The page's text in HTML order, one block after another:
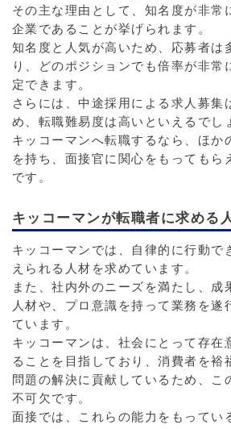
その主な理由として、知名度が非常
企業であることが挙げられます。
知名度と人気が高いため、応募者は
り、どのポジションでも倍率が非常
定できます。
さらには、中途採用による求人募集
め、転職難易度は高いといえるでし
キッコーマンへ転職するなら、ほか
を持ち、面接官に関心をもってもら
です。
キッコーマンが転職者に求める
キッコーマンでは、自律的に行動で
えられる人材を求めています。
また、社内外のニーズを満たし、成
人材や、プロ意識を持って業務を遂
ています。
キッコーマンは、社会にとって存在
ることを目指しており、消費者を裕
問題の解決に貢献しているため、こ
不可欠です。
面接では、これらの能力をもってい